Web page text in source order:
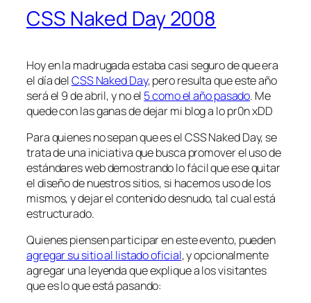
CSS Naked Day 2008
Hoy en la madrugada estaba casi seguro de que era
el día delCSS Naked Day, pero resulta que este año
será el 9 de abril, y no el 5 como el año pasado. Me
quede con las ganas de dejar mi blog a lo pr0n xDD
Para quienes no sepan que es el CSS Naked Day, se
trata de una iniciativa que busca promover el uso de
estándares web demostrando lo fácil que ese quitar
el diseño de nuestros sitios, si hacemos uso de los
mismos, y dejar el contenidodesnudo, tal cual está
estructurado.
Quienes piensen participar en este evento, pueden
agregar su sitio al listado oficial, y opcionalmente
agregar una leyenda que explique a los visitantes
que es lo que está pasando: